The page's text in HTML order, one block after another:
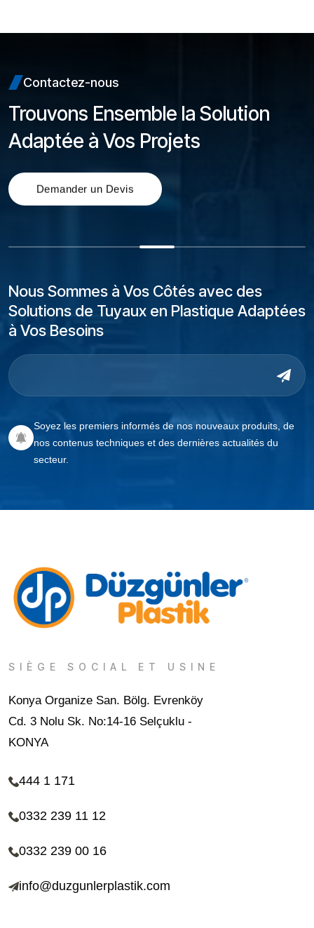
Contactez-nous
Trouvons Ensemble la Solution
Adaptée à Vos Projets
Nous Sommes à Vos Côtés avec des
Solutions de Tuyaux en Plastique Adaptées
à Vos Besoins
Soyez les premiers informés de nos nouveaux produits, de
nos contenus techniques et des dernières actualités du
secteur.
SIÈGE SOCIAL ET USINE
Konya Organize San. Bölg. Evrenköy
Cd. 3 Nolu Sk. No:14-16 Selçuklu -
KONYA
444 1 171
0332 239 11 12
0332 239 00 16
info@duzgunlerplastik.com